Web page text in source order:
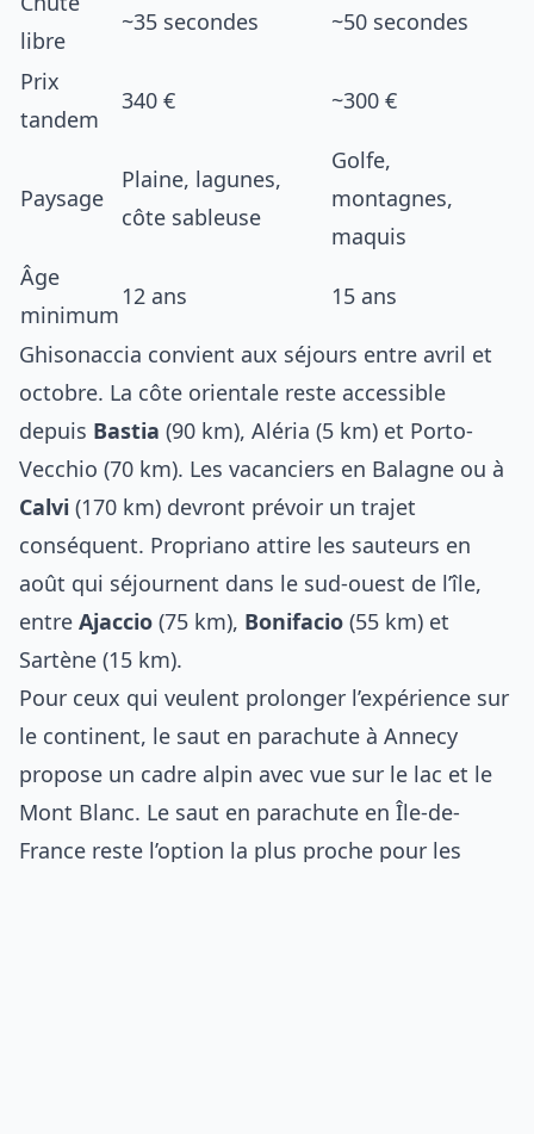
libre
~35 secondes ~50 secondes
Prix
tandem
340 € ~300 €
Paysage
Plaine, lagunes,
côte sableuse
Golfe,
montagnes,
maquis
Âge
minimum
12 ans 15 ans
Ghisonaccia convient aux séjours entre avril et
octobre. La côte orientale reste accessible
depuis Bastia (90 km), Aléria (5 km) et Porto-
Vecchio (70 km). Les vacanciers en Balagne ou à
Calvi (170 km) devront prévoir un trajet
conséquent. Propriano attire les sauteurs en
août qui séjournent dans le sud-ouest de l’île,
entre Ajaccio (75 km), Bonifacio (55 km) et
Sartène (15 km).
Pour ceux qui veulent prolonger l’expérience sur
le continent, le saut en parachute à Annecy
propose un cadre alpin avec vue sur le lac et le
Mont Blanc. Le saut en parachute en Île-de-
France reste l’option la plus proche pour les